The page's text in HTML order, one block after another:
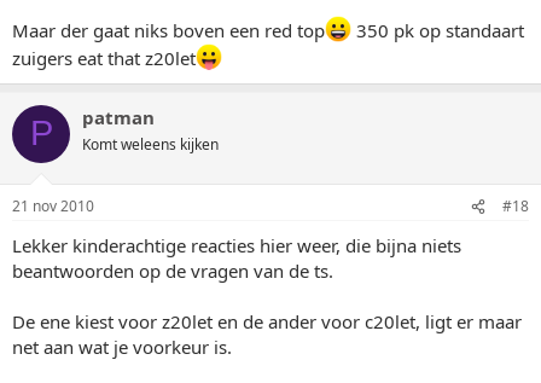
Maar der gaat niks boven een red top
350 pk op standaart
zuigers eat that z20let
P patman
Komt weleens kijken
21 nov 2010 #18
Lekker kinderachtige reacties hier weer, die bijna niets
beantwoorden op de vragen van de ts.
De ene kiest voor z20let en de ander voor c20let, ligt er maar
net aan wat je voorkeur is.